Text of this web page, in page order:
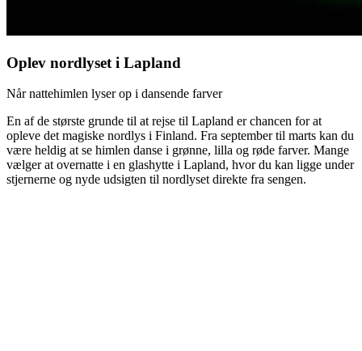
Oplev nordlyset i Lapland
Når nattehimlen lyser op i dansende farver
En af de største grunde til at rejse til Lapland er chancen for at
opleve det magiske nordlys i Finland. Fra september til marts kan du
være heldig at se himlen danse i grønne, lilla og røde farver. Mange
vælger at overnatte i en glashytte i Lapland, hvor du kan ligge under
stjernerne og nyde udsigten til nordlyset direkte fra sengen.